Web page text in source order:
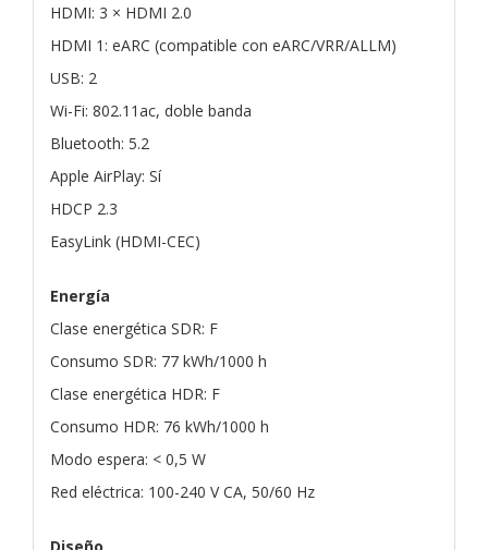
HDMI: 3 × HDMI 2.0
HDMI 1: eARC (compatible con eARC/VRR/ALLM)
USB: 2
Wi-Fi: 802.11ac, doble banda
Bluetooth: 5.2
Apple AirPlay: Sí
HDCP 2.3
EasyLink (HDMI-CEC)
Energía
Clase energética SDR: F
Consumo SDR: 77 kWh/1000 h
Clase energética HDR: F
Consumo HDR: 76 kWh/1000 h
Modo espera: < 0,5 W
Red eléctrica: 100-240 V CA, 50/60 Hz
Diseño